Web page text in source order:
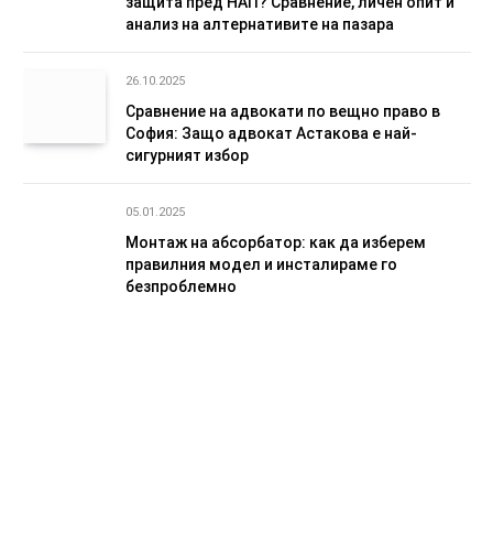
анализ на алтернативите на пазара
26.10.2025
Сравнение на адвокати по вещно право в
София: Защо адвокат Астакова е най-
сигурният избор
05.01.2025
Монтаж на абсорбатор: как да изберем
правилния модел и инсталираме го
безпроблемно